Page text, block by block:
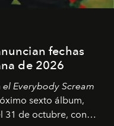
fechas
de 2026
el Everybody Scream
sexto álbum,
31 de octubre, con